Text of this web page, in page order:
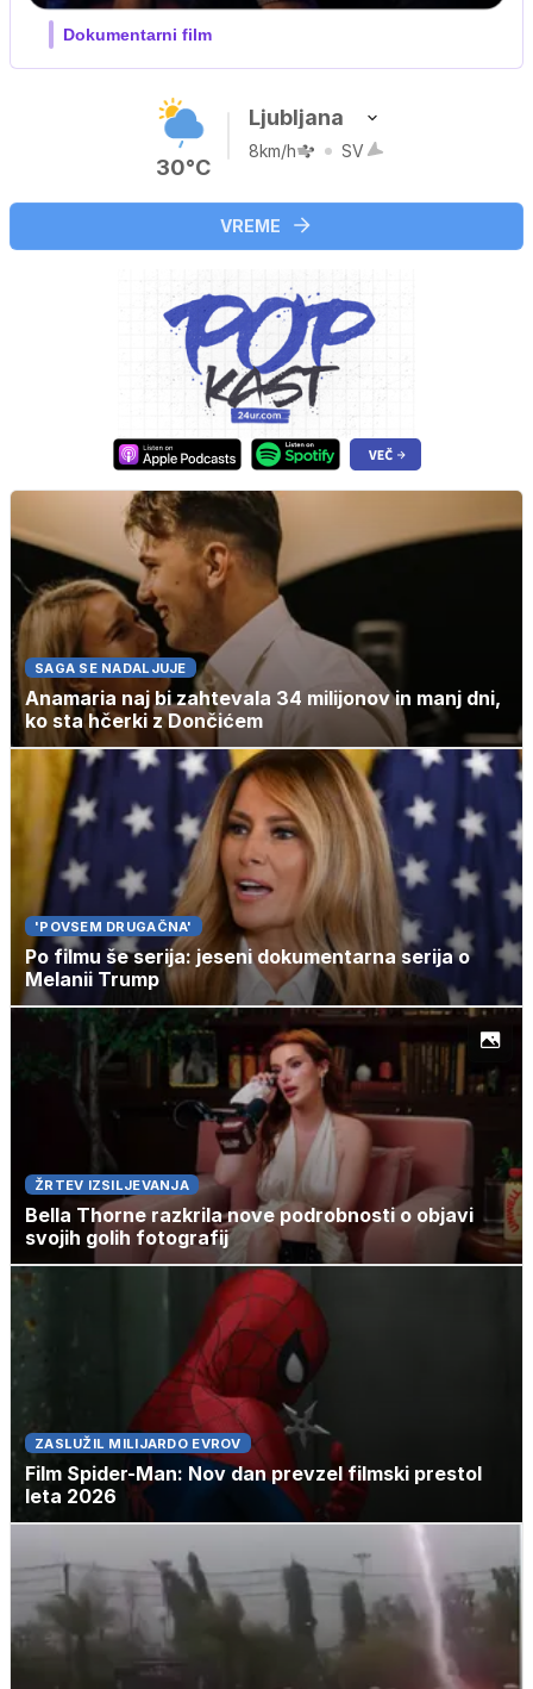
meseca / družinski, pustolovski
30°C
Ljubljana
8km/h SV
VREME
SAGA SE NADALJUJE
Anamaria naj bi zahtevala 34 milijonov in manj dni,
ko sta hčerki z Dončićem
'POVSEM DRUGAČNA'
Po filmu še serija: jeseni dokumentarna serija o
Melanii Trump
ŽRTEV IZSILJEVANJA
Bella Thorne razkrila nove podrobnosti o objavi
svojih golih fotografij
ZASLUŽIL MILIJARDO EVROV
Film Spider-Man: Nov dan prevzel filmski prestol
leta 2026